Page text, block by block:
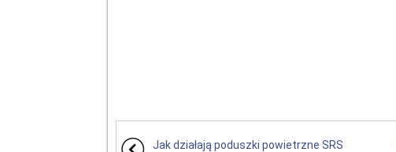
Jak działają poduszki powietrzne SRS